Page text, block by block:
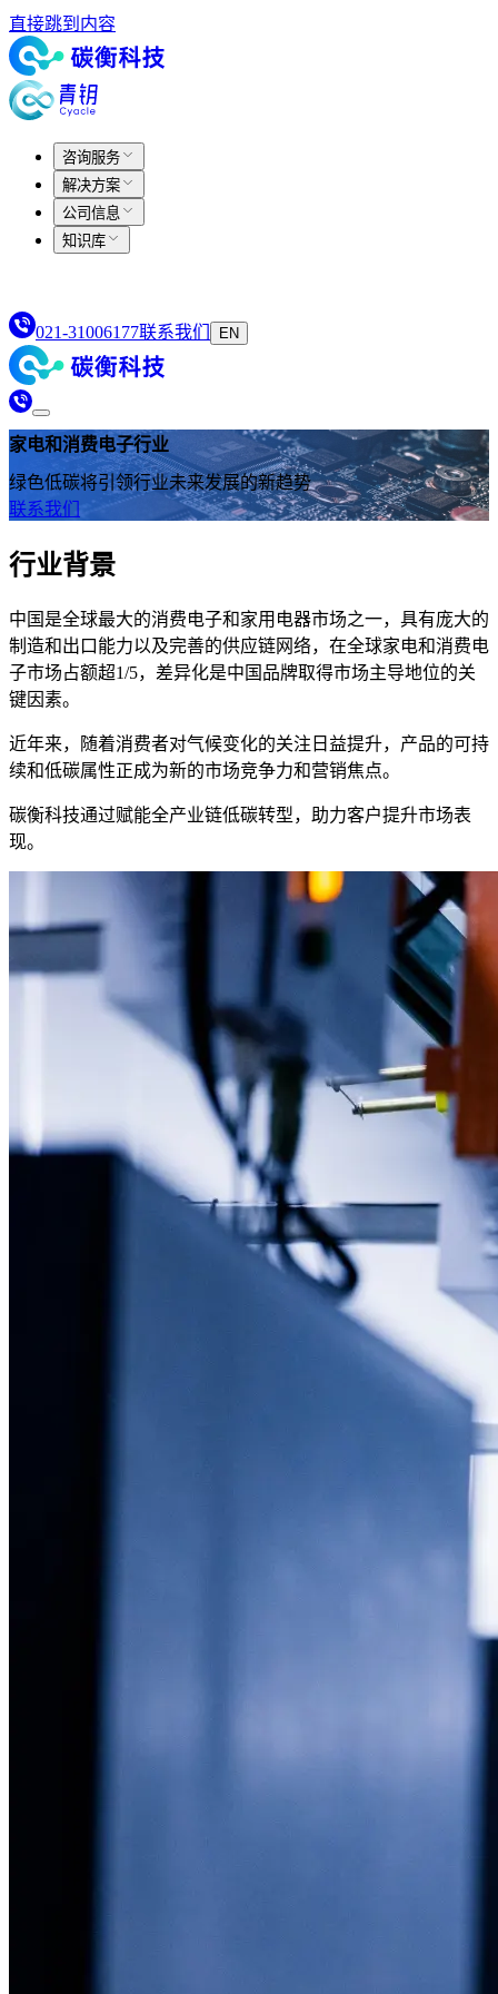
直接跳到内容
咨询服务
解决方案
公司信息
知识库
021-31006177联系我们 EN
家电和消费电子行业
绿色低碳将引领行业未来发展的新趋势
联系我们
行业背景
中国是全球最大的消费电子和家用电器市场之一，具有庞大的
制造和出口能力以及完善的供应链网络，在全球家电和消费电
子市场占额超1/5，差异化是中国品牌取得市场主导地位的关
键因素。
近年来，随着消费者对气候变化的关注日益提升，产品的可持
续和低碳属性正成为新的市场竞争力和营销焦点。
碳衡科技通过赋能全产业链低碳转型，助力客户提升市场表
现。